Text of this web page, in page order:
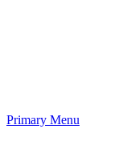
Primary Menu